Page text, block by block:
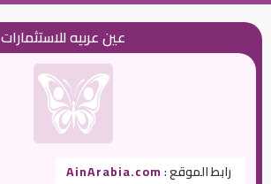
عين عربيه للاستثمارات
رابط الموقع :AinArabia.com